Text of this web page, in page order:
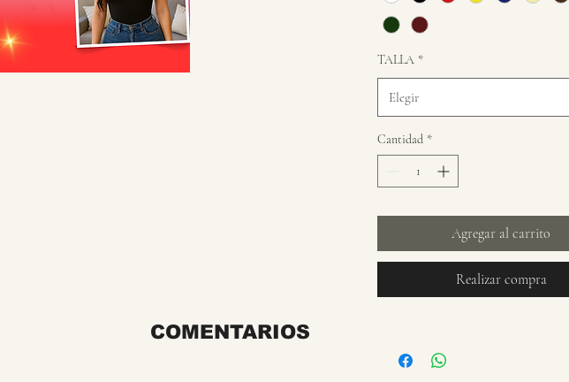
TALLA *
Elegir
Cantidad *
Agregar al carrito
Realizar compra
COMENTARIOS